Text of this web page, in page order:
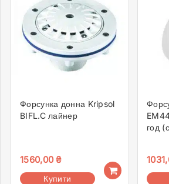
Форсунка донна Kripsol
BIFL.C лайнер
1560,00₴
Купити
год